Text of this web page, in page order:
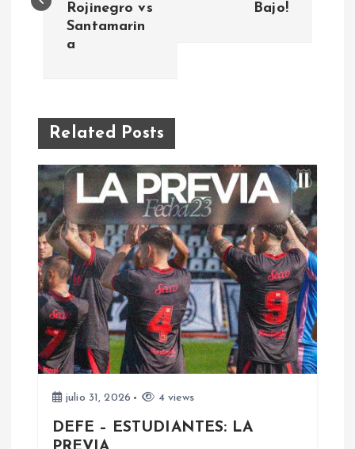
v
c
ó
n
d
e
Rojinegro vs
Santamarin
a
Bajo!
Related Posts
julio 31, 2026 4 views
DEFE – ESTUDIANTES: LA